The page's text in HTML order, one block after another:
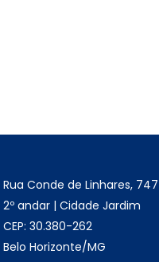
Rua Conde de Linhares, 747
2º andar | Cidade Jardim
CEP: 30.380-262
Belo Horizonte/MG